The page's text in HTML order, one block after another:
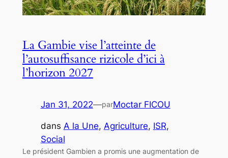
La Gambie vise l’atteinte de
l’autosuffisance rizicole d’ici à
l’horizon 2027
Jan 31, 2022—parMoctar FICOU
dans A la Une, Agriculture, ISR
Social
Le président Gambien a promis une augmentation de